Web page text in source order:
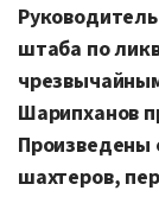
штаба по
Шарипханов
Произведены
шахтеров,